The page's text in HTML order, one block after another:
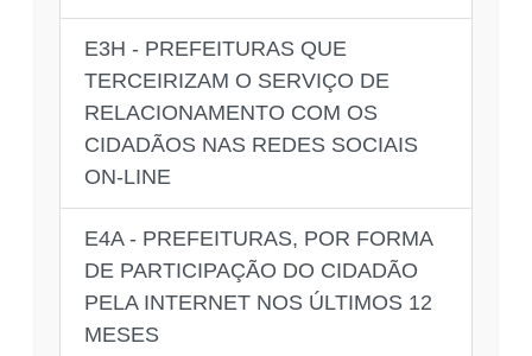
E3H - PREFEITURAS QUE
TERCEIRIZAM O SERVIÇO DE
RELACIONAMENTO COM OS
CIDADÃOS NAS REDES SOCIAIS
ON-LINE
E4A - PREFEITURAS, POR FORMA
DE PARTICIPAÇÃO DO CIDADÃO
PELA INTERNET NOS ÚLTIMOS 12
MESES